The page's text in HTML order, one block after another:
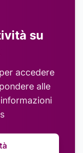
su
per accedere
alle